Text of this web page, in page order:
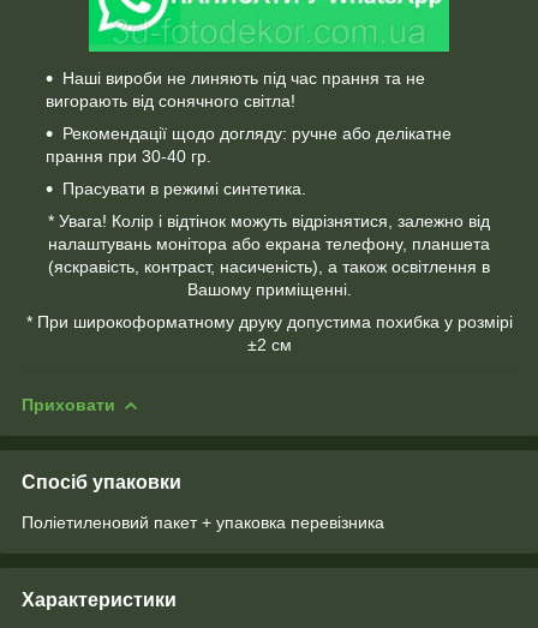
Наші вироби не линяють під час прання та не
вигорають від сонячного світла!
Рекомендації щодо догляду: ручне або делікатне
прання при 30-40 гр.
Прасувати в режимі синтетика.
* Увага! Колір і відтінок можуть відрізнятися, залежно від
налаштувань монітора або екрана телефону, планшета
(яскравість, контраст, насиченість), а також освітлення в
Вашому приміщенні.
* При широкоформатному друку допустима похибка у розмірі
±2 см
Приховати
Спосіб упаковки
Поліетиленовий пакет + упаковка перевізника
Характеристики